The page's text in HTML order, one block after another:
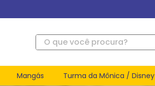
O que você procura?
Mangás Turma da Mônica / Disney